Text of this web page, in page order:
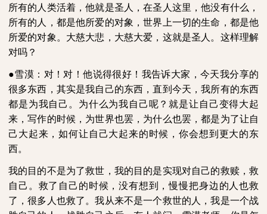
所有的人类活着，他就是圣人，在圣人这里，他没有什么，
所有的人，都是他所爱的对象，世界上一切的生命，都是他
所爱的对象。大慈大悲，大慈大爱，这就是圣人。这样理解
对吗？
●雪漠：对！对！他说得很好！我告诉大家，今天我分享的
很多东西，其实是我自己的东西，直到今天，我所有的东西
都是为我自己。为什么为我自己呢？就是让自己变得大起
来，写作的时候，为世界也罢，为什么也罢，都是为了让自
己大起来，如何让自己大起来的时候，你会想到更大的东
西。
我的目的不是为了救世，我的目的是实现对自己的救赎，救
自己。救了自己的时候，没有想到，慢慢把身边的人也救
了，很多人也救了。我从来不是一个救世的人，我是一个战